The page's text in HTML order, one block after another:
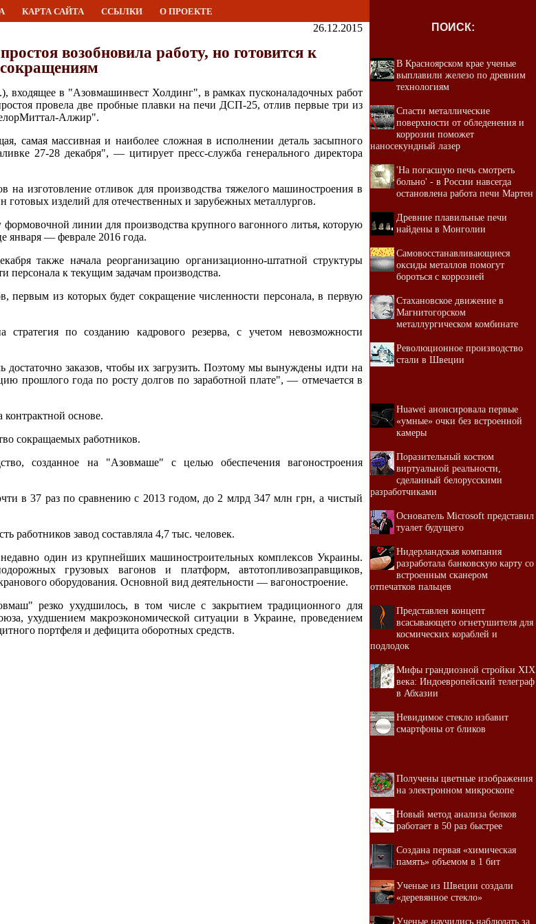
КАРТА САЙТА ССЫЛКИ О ПРОЕКТЕ
26.12.2015
возобновила работу, но готовится к
сокращениям
входящее в "Азовмашинвест Холдинг", в рамках пусконаладочных работ
провела две пробные плавки на печи ДСП-25, отлив первые три из
Алжир".
самая массивная и наиболее сложная в исполнении деталь засыпного
27-28 декабря", — цитирует пресс-служба генерального директора
на изготовление отливок для производства тяжелого машиностроения в
изделий для отечественных и зарубежных металлургов.
линии для производства крупного вагонного литья, которую
января — феврале 2016 года.
также начала реорганизацию организационно-штатной структуры
персонала к текущим задачам производства.
первым из которых будет сокращение численности персонала, в первую
по созданию кадрового резерва, с учетом невозможности
достаточно заказов, чтобы их загрузить. Поэтому мы вынуждены идти на
прошлого года по росту долгов по заработной плате", — отмечается в
контрактной основе.
сокращаемых работников.
созданное на "Азовмаше" с целью обеспечения вагоностроения
в 37 раз по сравнению с 2013 годом, до 2 млрд 347 млн грн, а чистый
работников завод составляла 4,7 тыс. человек.
один из крупнейших машиностроительных комплексов Украины.
грузовых вагонов и платформ, автотопливозаправщиков,
оборудования. Основной вид деятельности — вагоностроение.
резко ухудшилось, в том числе с закрытием традиционного для
ухудшением макроэкономической ситуации в Украине, проведением
портфеля и дефицита оборотных средств.
ПОИСК:
В Красноярском крае ученые
выплавили железо по древним
технологиям
Спасти металлические
поверхности от обледенения и
коррозии поможет
наносекундный лазер
'На погасшую печь смотреть
больно' - в России навсегда
остановлена работа печи Мартен
Древние плавильные печи
найдены в Монголии
Самовосстанавливающиеся
оксиды металлов помогут
бороться с коррозией
Стахановское движение в
Магнитогорском
металлургическом комбинате
Революционное производство
стали в Швеции
Huawei анонсировала первые
«умные» очки без встроенной
камеры
Поразительный костюм
виртуальной реальности,
сделанный белорусскими
разработчиками
Основатель Microsoft представил
туалет будущего
Нидерландская компания
разработала банковскую карту со
встроенным сканером
отпечатков пальцев
Представлен концепт
всасывающего огнетушителя для
космических кораблей и
подлодок
Мифы грандиозной стройки XIX
века: Индоевропейский телеграф
в Абхазии
Невидимое стекло избавит
смартфоны от бликов
Получены цветные изображения
на электронном микроскопе
Новый метод анализа белков
работает в 50 раз быстрее
Создана первая «химическая
память» объемом в 1 бит
Ученые из Швеции создали
«деревянное стекло»
Ученые научились наблюдать за